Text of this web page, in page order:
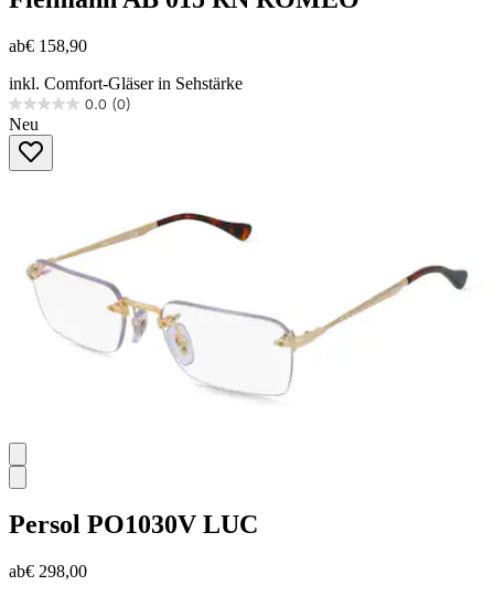
ab€ 158,90
inkl. Comfort-Gläser in Sehstärke
0.0 (0)
0.0
von
Sternen.
Neu
Persol PO1030V LUC
ab€ 298,00